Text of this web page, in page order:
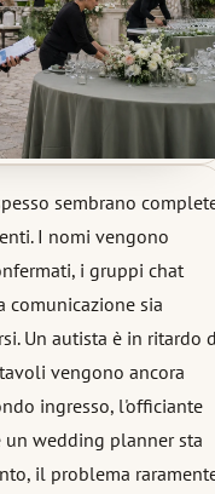
sembrano
I nomi vengono
i gruppi chat
comunicazione sia
Un autista è in ritardo
vengono ancora
ingresso, l'officiante
wedding planner sta
il problema